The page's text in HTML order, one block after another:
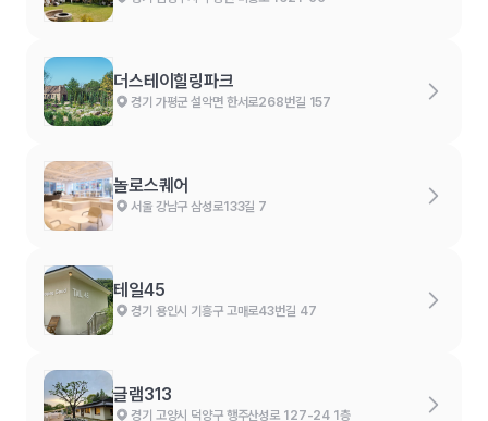
더스테이힐링파크
경기 가평군 설악면 한서로268번길 157
놀로스퀘어
서울 강남구 삼성로133길 7
테일45
경기 용인시 기흥구 고매로43번길 47
글램313
경기 고양시 덕양구 행주산성로 127-24 1층